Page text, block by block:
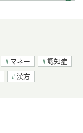
マネー
認知症
漢方